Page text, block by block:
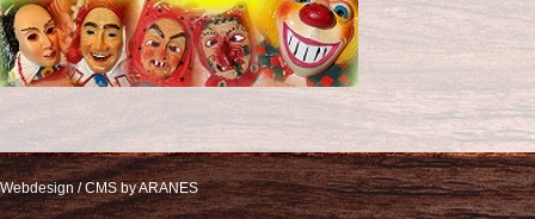
Webdesign / CMS by ARANES